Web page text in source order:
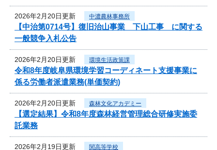
2026年2月20日更新 中濃農林事務所
【中治第0714号】復旧治山事業 下山工事 に関する
一般競争入札公告
2026年2月20日更新 環境生活政策課
令和8年度岐阜県環境学習コーディネート支援事業に
係る労働者派遣業務(単価契約)
2026年2月20日更新 森林文化アカデミー
【選定結果】令和8年度森林経営管理総合研修実施委
託業務
2026年2月19日更新 関高等学校